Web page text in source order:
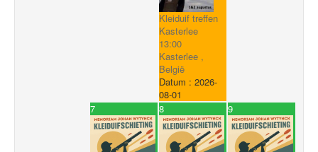
Kleiduif treffen
Kasterlee
13:00
Kasterlee ,
België
Datum : 2026-
08-01
7 8 9